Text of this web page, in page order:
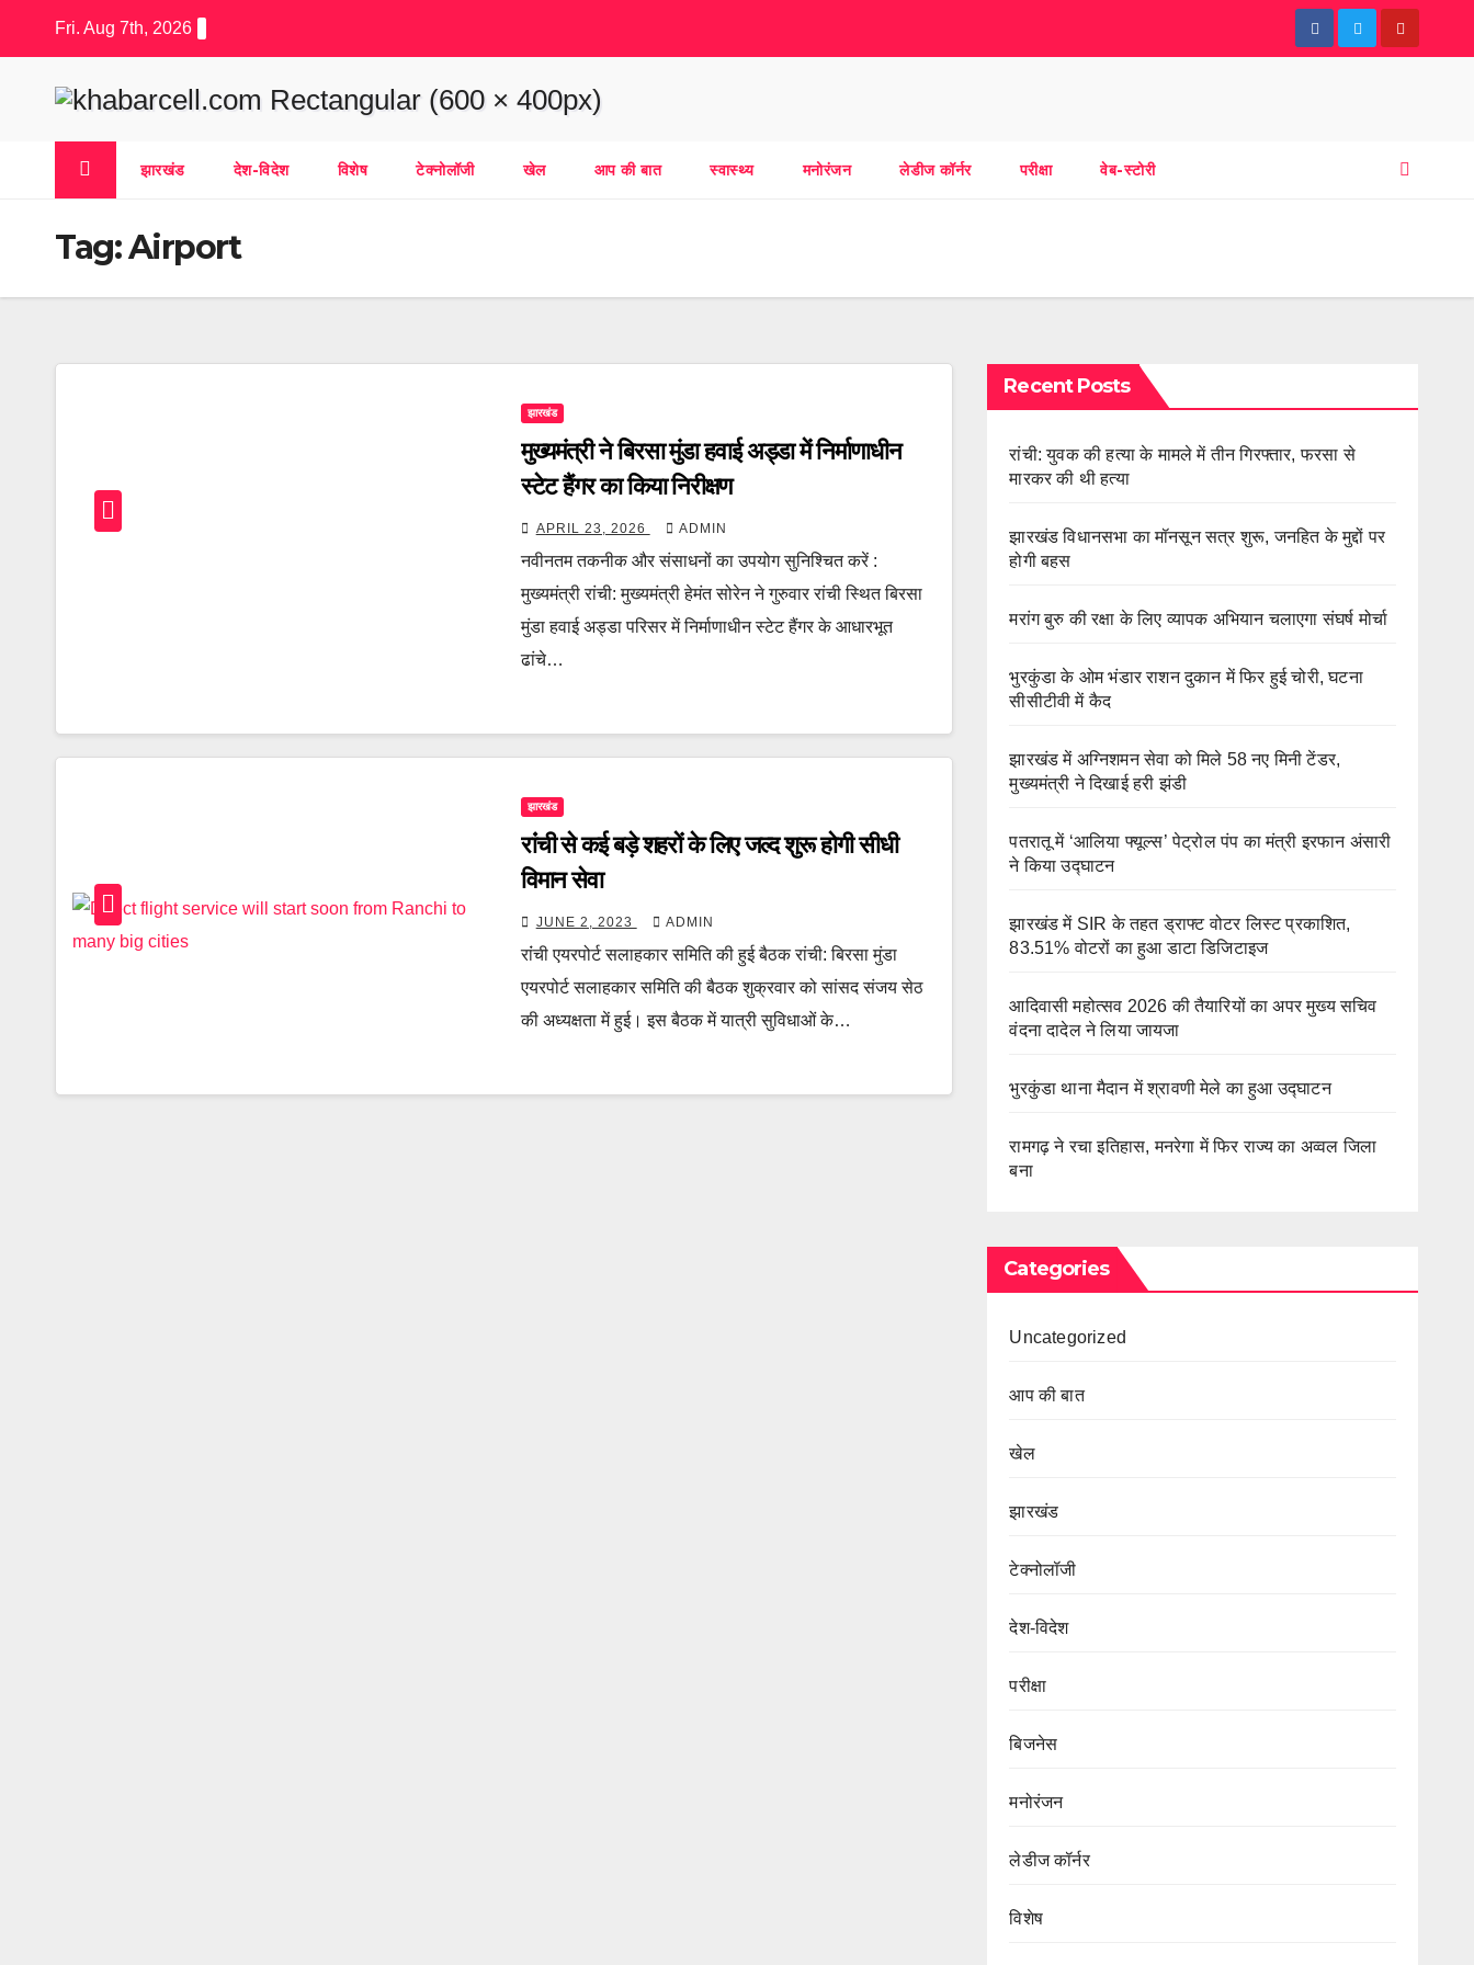
Fri. Aug 7th, 2026
झारखंड देश-विदेश विशेष टेक्नोलॉजी खेल आप की बात स्वास्थ्य मनोरंजन लेडीज कॉर्नर परीक्षा वेब-स्टोरी
Tag:Airport
झारखंड
मुख्यमंत्री ने बिरसा मुंडा हवाई अड्डा में निर्माणाधीन
स्टेट हैंगर का किया निरीक्षण
APRIL 23, 2026 ADMIN
नवीनतम तकनीक और संसाधनों का उपयोग सुनिश्चित करें :
मुख्यमंत्री रांची: मुख्यमंत्री हेमंत सोरेन ने गुरुवार रांची स्थित बिरसा
मुंडा हवाई अड्डा परिसर में निर्माणाधीन स्टेट हैंगर के आधारभूत
ढांचे…
झारखंड
रांंची से कई बड़े शहरों के लिए जल्द शुरू होगी सीधी
विमान सेवा
JUNE 2, 2023 ADMIN
रांंची एयरपोर्ट सलाहकार समिति की हुई बैठक रांची: बिरसा मुंडा
एयरपोर्ट सलाहकार समिति की बैठक शुक्रवार को सांसद संजय सेठ
की अध्यक्षता में हुई। इस बैठक में यात्री सुविधाओं के…
Recent Posts
रांची: युवक की हत्या के मामले में तीन गिरफ्तार, फरसा से
मारकर की थी हत्या
झारखंड विधानसभा का मॉनसून सत्र शुरू, जनहित के मुद्दों पर
होगी बहस
मरांग बुरु की रक्षा के लिए व्यापक अभियान चलाएगा संघर्ष मोर्चा
भुरकुंडा के ओम भंडार राशन दुकान में फिर हुई चोरी, घटना
सीसीटीवी में कैद
झारखंड में अग्निशमन सेवा को मिले 58 नए मिनी टेंडर,
मुख्यमंत्री ने दिखाई हरी झंडी
पतरातू में ‘आलिया फ्यूल्स’ पेट्रोल पंप का मंत्री इरफान अंसारी
ने किया उद्घाटन
झारखंड में SIR के तहत ड्राफ्ट वोटर लिस्ट प्रकाशित,
83.51% वोटरों का हुआ डाटा डिजिटाइज
आदिवासी महोत्सव 2026 की तैयारियों का अपर मुख्य सचिव
वंदना दादेल ने लिया जायजा
भुरकुंडा थाना मैदान में श्रावणी मेले का हुआ उद्घाटन
रामगढ़ ने रचा इतिहास, मनरेगा में फिर राज्य का अव्वल जिला
बना
Categories
Uncategorized
आप की बात
खेल
झारखंड
टेक्नोलॉजी
देश-विदेश
परीक्षा
बिजनेस
मनोरंजन
लेडीज कॉर्नर
विशेष